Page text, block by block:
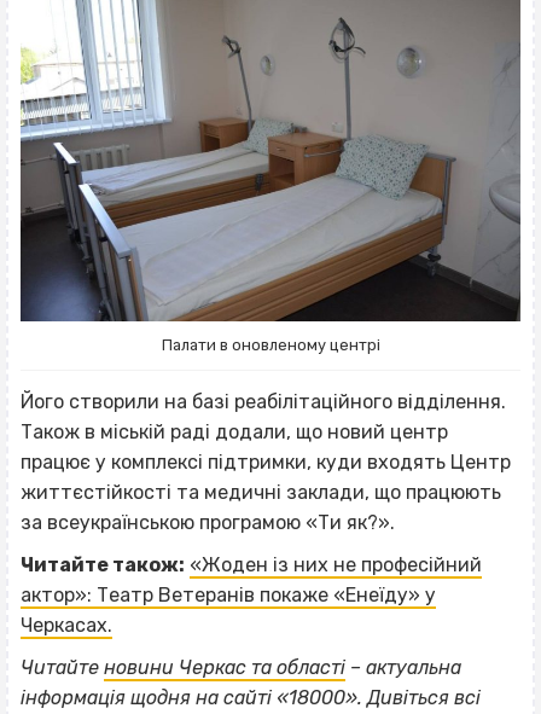
Палати в оновленому центрі
Його створили на базі реабілітаційного відділення.
Також в міській раді додали, що новий центр
працює у комплексі підтримки, куди входять Центр
життєстійкості та медичні заклади, що працюють
за всеукраїнською програмою «Ти як?».
Читайте також: «Жоден із них не професійний
актор»: Театр Ветеранів покаже «Енеїду» у
Черкасах.
Читайте новини Черкас та області – актуальна
інформація щодня на сайті «18000». Дивіться всі